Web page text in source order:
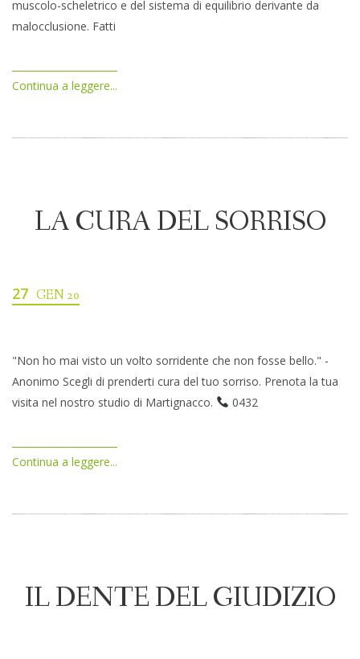
muscolo-scheletrico e del sistema di equilibrio derivante da
malocclusione. Fatti
Continua a leggere...
LA CURA DEL SORRISO
27 GEN 20
"Non ho mai visto un volto sorridente che non fosse bello." -
Anonimo Scegli di prenderti cura del tuo sorriso. Prenota la tua
visita nel nostro studio di Martignacco.
0432
Continua a leggere...
IL DENTE DEL GIUDIZIO